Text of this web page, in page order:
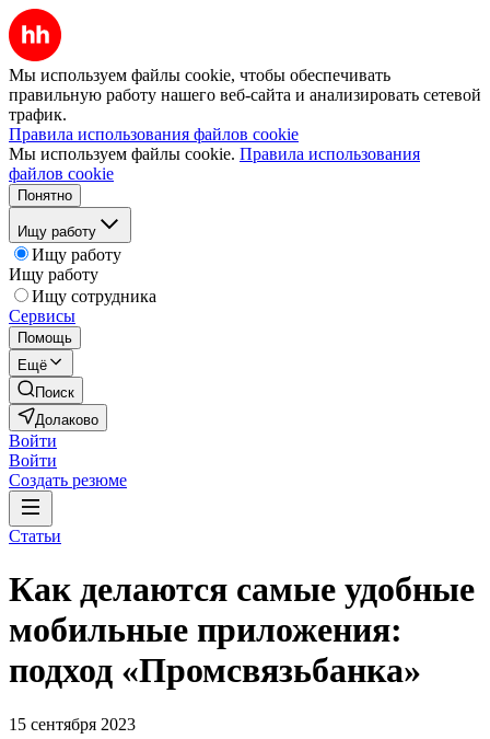
Мы используем файлы cookie, чтобы обеспечивать
правильную работу нашего веб-сайта и анализировать сетевой
трафик.
Правила использования файлов cookie
Мы используем файлы cookie. Правила использования
файлов cookie
Понятно
Ищу работу
Ищу работу
Ищу работу
Ищу сотрудника
Сервисы
Помощь
Ещё
Поиск
Долаково
Войти
Войти
Создать резюме
Статьи
Как делаются самые удобные
мобильные приложения:
подход «Промсвязьбанка»
15 сентября 2023